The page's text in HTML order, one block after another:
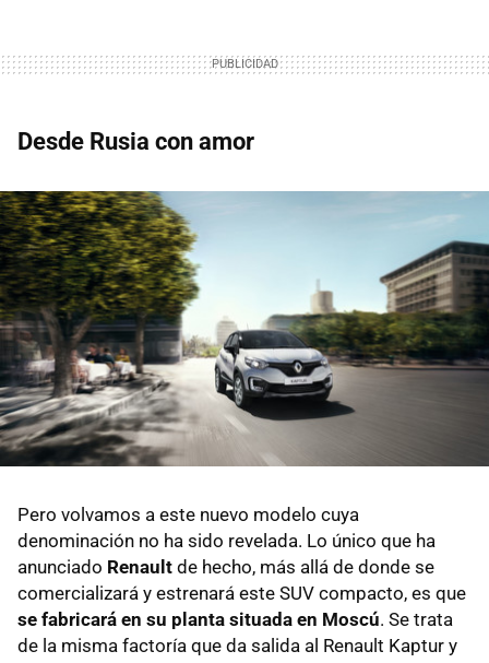
Desde Rusia con amor
Pero volvamos a este nuevo modelo cuya
denominación no ha sido revelada. Lo único que ha
anunciado Renault de hecho, más allá de donde se
comercializará y estrenará este SUV compacto, es que
se fabricará en su planta situada en Moscú. Se trata
de la misma factoría que da salida al Renault Kaptur y